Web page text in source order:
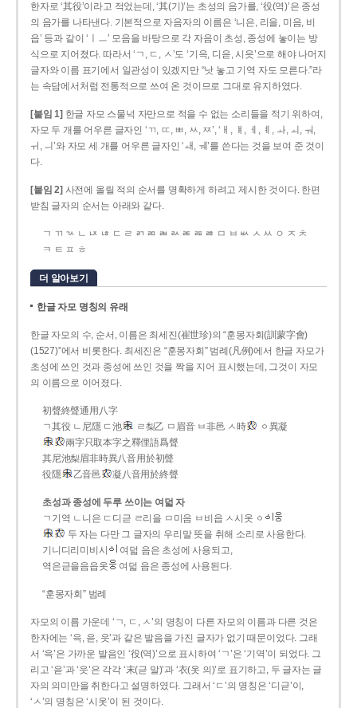
한자로 ‘其役’이라고 적었는데, ‘其(기)’는 초성의 음가를, ‘役(역)’은 종성
의 음가를 나타낸다. 기본적으로 자음자의 이름은 ‘니은, 리을, 미음, 비
읍’ 등과 같이 ‘ㅣㅡ’ 모음을 바탕으로 각 자음이 초성, 종성에 놓이는 방
식으로 지어졌다. 따라서 ‘ㄱ, ㄷ, ㅅ’도 ‘기윽, 디읃, 시읏’으로 해야 나머지
글자와 이름 표기에서 일관성이 있겠지만 “낫 놓고 기역 자도 모른다.”라
는 속담에서처럼 전통적으로 쓰여 온 것이므로 그대로 유지하였다.
[붙임 1] 한글 자모 스물넉 자만으로 적을 수 없는 소리들을 적기 위하여,
자모 두 개를 어우른 글자인 ‘ㄲ, ㄸ, ㅃ, ㅆ, ㅉ’, ‘ㅐ, ㅒ, ㅔ, ㅖ, ㅘ, ㅚ, ㅝ,
ㅟ, ㅢ’와 자모 세 개를 어우른 글자인 ‘ㅙ, ㅞ’를 쓴다는 것을 보여 준 것이
다.
[붙임 2] 사전에 올릴 적의 순서를 명확하게 하려고 제시한 것이다. 한편
받침 글자의 순서는 아래와 같다.
ㄱ ㄲ ㄳ ㄴ ㄵ ㄶ ㄷ ㄹ ㄺ ㄻ ㄼ ㄽ ㄾ ㄿ ㅀ ㅁ ㅂ ㅄ ㅅ ㅆ ㅇ ㅈ ㅊ
ㅋ ㅌ ㅍ ㅎ
더 알아보기
한글 자모 명칭의 유래
한글 자모의 수, 순서, 이름은 최세진(崔世珍)의 “훈몽자회(訓蒙字會)
(1527)”에서 비롯한다. 최세진은 “훈몽자회” 범례(凡例)에서 한글 자모가
초성에 쓰인 것과 종성에 쓰인 것을 짝을 지어 표시했는데, 그것이 자모
의 이름으로 이어졌다.
初聲終聲通用八字
ㄱ其役 ㄴ尼隱 ㄷ池
ㄹ梨乙 ㅁ眉音 ㅂ非邑 ㅅ時
ㆁ異凝
兩字只取本字之釋俚語爲聲
其尼池梨眉非時異八音用於初聲
役隱
乙音邑 凝八音用於終聲
초성과 종성에 두루 쓰이는 여덟 자
ㄱ기역 ㄴ니은 ㄷ디귿 ㄹ리을 ㅁ미음 ㅂ비읍 ㅅ시옷 ㆁ
두 자는 다만 그 글자의 우리말 뜻을 취해 소리로 사용한다.
기니디리미비시
여덟 음은 초성에 사용되고,
역은귿을음읍옷
여덟 음은 종성에 사용된다.
“훈몽자회” 범례
자모의 이름 가운데 ‘ㄱ, ㄷ, ㅅ’의 명칭이 다른 자모의 이름과 다른 것은
한자에는 ‘윽, 읃, 읏’과 같은 발음을 가진 글자가 없기 때문이었다. 그래
서 ‘윽’은 가까운 발음인 ‘役(역)’으로 표시하여 ‘ㄱ’은 ‘기역’이 되었다. 그
리고 ‘읃’과 ‘읏’은 각각 ‘末(귿 말)’과 ‘衣(옷 의)’로 표기하고, 두 글자는 글
자의 의미만을 취한다고 설명하였다. 그래서 ‘ㄷ’의 명칭은 ‘디귿’이,
‘ㅅ’의 명칭은 ‘시옷’이 된 것이다.